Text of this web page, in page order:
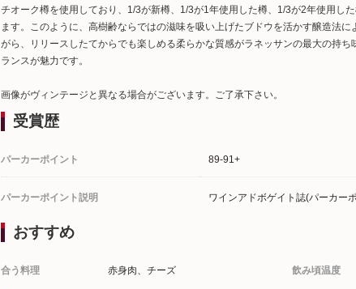
チオーク樽を使用しており、1/3が新樽、1/3が1年使用した樽、1/3が2年使用し
ます。このように、高樹齢ならではの滋味を吸い上げたブドウを活かす醸造法
がら、リリースしたてからでも楽しめる柔らかな質感がラネッサンの最大の持
ランスが魅力です。
画像がヴィンテージと異なる場合がございます。ご了承下さい。
受賞歴
パーカーポイント 89-91+
パーカーポイント説明 ワインアドボゲイト誌(パーカー
おすすめ
合う料理 赤身肉、チーズ 飲み頃温度